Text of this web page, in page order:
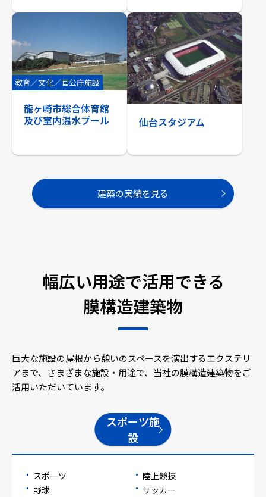
教育／文化／官公庁施設
龍ヶ崎市総合体育館
及び室内温水プール
仙台スタジアム
建築の実績を見る
幅広い用途で活用できる
膜構造建築物
巨大な施設の屋根から憩いのスペースを演出するエクステリ
アまで、さまざまな施設・用途で、当社の膜構造建築物をご
活用いただいています。
スポーツ施
設
スポーツ
陸上競技
野球
サッカー